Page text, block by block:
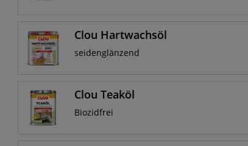
Clou Hartwachsöl
seidenglänzend
Clou Teaköl
Biozidfrei